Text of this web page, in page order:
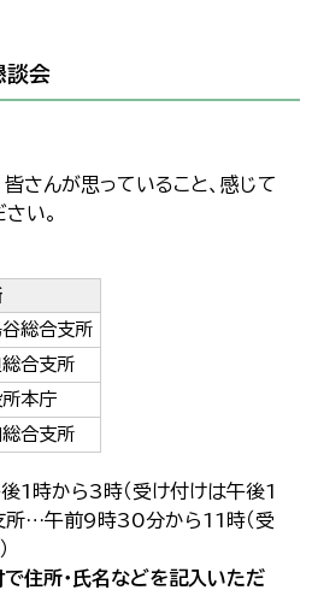
談会
さんが思っていること、感じて
い。
総合支所
合支所
本庁
総合支所
1時から3時（受け付けは午後1
所…午前9時30分から11時（受
住所・氏名などを記入いただ